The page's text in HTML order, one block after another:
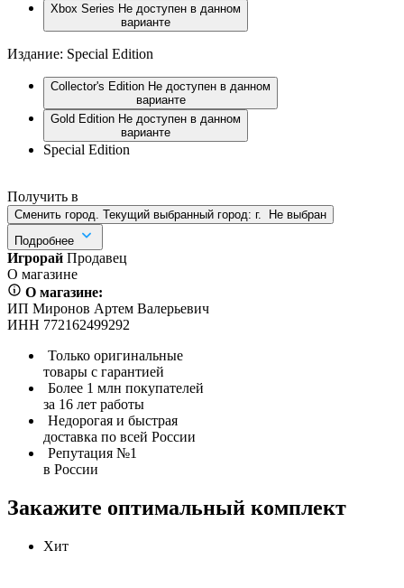
Xbox Series Не доступен в данном
варианте
Издание: Special Edition
Collector's Edition Не доступен в данном
варианте
Gold Edition Не доступен в данном
варианте
Special Edition
Получить в
Сменить город. Текущий выбранный город: г.
Не выбран
Подробнее
Игрорай Продавец
О магазине
О магазине:
ИП Миронов Артем Валерьевич
ИНН 772162499292
Только оригинальные
товары с гарантией
Более 1 млн покупателей
за 16 лет работы
Недорогая и быстрая
доставка по всей России
Репутация №1
в России
Закажите оптимальный комплект
Хит